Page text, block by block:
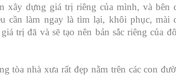
xây dựng giá trị riêng của mình, và bên
cần làm ngay là tìm lại, khôi phục, mài
trị đã và sẽ tạo nên bản sắc riêng của
tòa nhà xưa rất đẹp nằm trên các con